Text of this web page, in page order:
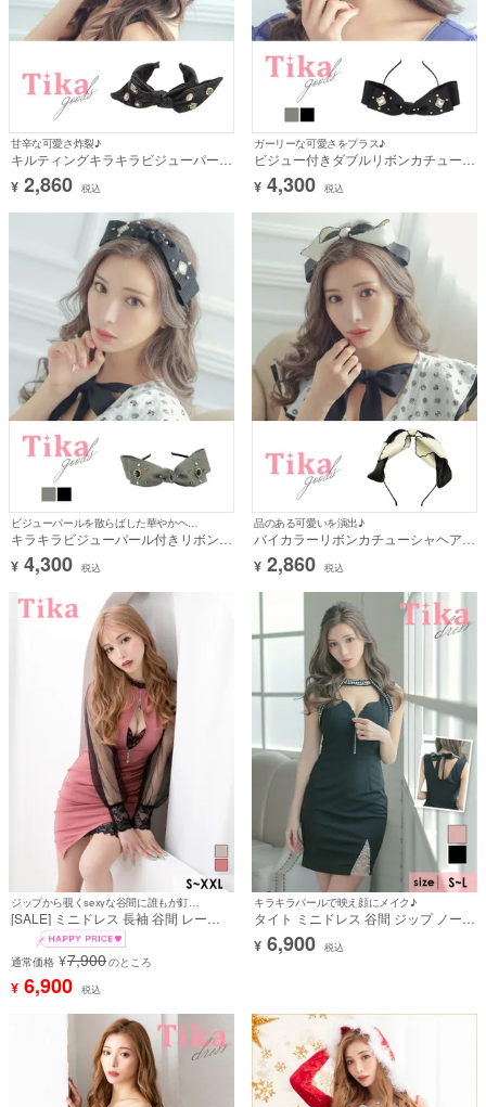
甘辛な可愛さ炸裂♪
キルティングキラキラビジューパール
付きリボンカチューシャヘアアクセサ
リー
¥ 2,860 税込
ガーリーな可愛さをプラス♪
ビジュー付きダブルリボンカチューシ
ャヘアアクセサリー
¥ 4,300 税込
ビジューパールを散らばした華やかヘアアクセ♪
キラキラビジューパール付きリボンカ
チューシャヘアアクセサリー
¥ 4,300 税込
品のある可愛いを演出♪
バイカラーリボンカチューシャヘアア
クセサリー
¥ 2,860 税込
[SALE] ミニドレス 長袖 谷間 レース
シアースリーブ ハイネック ジップ バ
ストカット ストレッチ XXL ピンク タ
イト キャバドレス (みゆう着用) [tk-
md213531]
通常価格 ¥7,900のところ
¥ 6,900 税込
キラキラパールで映え顔にメイク♪
タイト ミニドレス 谷間 ジップ ノース
リーブ ネックバックリボン ヌーディ
ーシアー ホワイトパール バストカッ
¥ 6,900 税込